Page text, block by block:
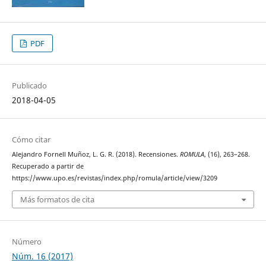
PDF
Publicado
2018-04-05
Cómo citar
Alejandro Fornell Muñoz, L. G. R. (2018). Recensiones. ROMULA, (16), 263–268.
Recuperado a partir de
https://www.upo.es/revistas/index.php/romula/article/view/3209
Más formatos de cita
Número
Núm. 16 (2017)